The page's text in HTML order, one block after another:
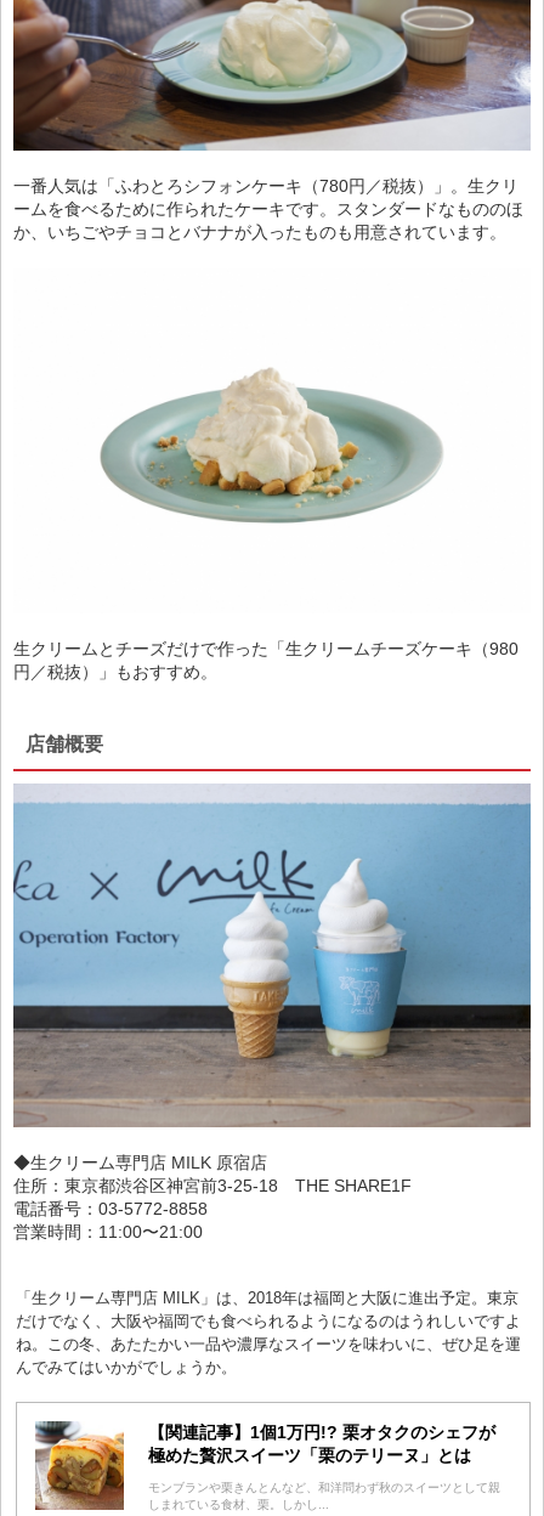
一番人気は「ふわとろシフォンケーキ（780円／税抜）」。生クリ
ームを食べるために作られたケーキです。スタンダードなもののほ
か、いちごやチョコとバナナが入ったものも用意されています。
生クリームとチーズだけで作った「生クリームチーズケーキ（980
円／税抜）」もおすすめ。
店舗概要
◆生クリーム専門店 MILK 原宿店
住所：東京都渋谷区神宮前3-25-18 THE SHARE1F
電話番号：03-5772-8858
営業時間：11:00〜21:00
「生クリーム専門店 MILK」は、2018年は福岡と大阪に進出予定。東京
だけでなく、大阪や福岡でも食べられるようになるのはうれしいですよ
ね。この冬、あたたかい一品や濃厚なスイーツを味わいに、ぜひ足を運
んでみてはいかがでしょうか。
【関連記事】1個1万円!? 栗オタクのシェフが
極めた贅沢スイーツ「栗のテリーヌ」とは
モンブランや栗きんとんなど、和洋問わず秋のスイーツとして親
しまれている食材、栗。しかし...